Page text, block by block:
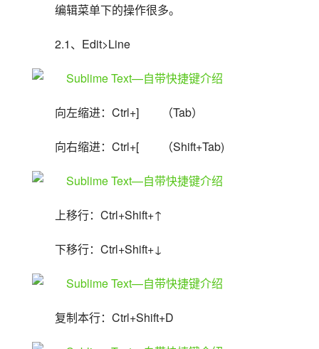
编辑菜单下的操作很多。
2.1、Edit>Line
向左缩进：Ctrl+]　　（Tab）
向右缩进：Ctrl+[　　（Shift+Tab)
上移行：Ctrl+Shift+↑
下移行：Ctrl+Shift+↓
复制本行：Ctrl+Shift+D